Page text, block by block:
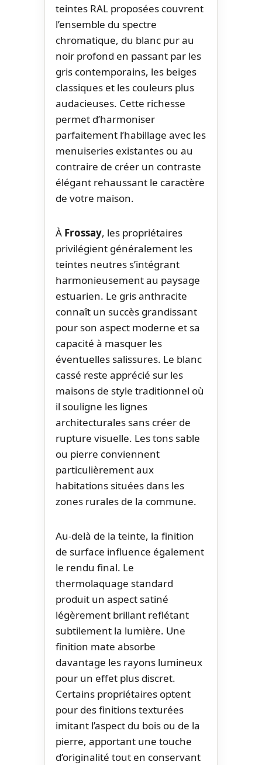
teintes RAL proposées couvrent
l’ensemble du spectre
chromatique, du blanc pur au
noir profond en passant par les
gris contemporains, les beiges
classiques et les couleurs plus
audacieuses. Cette richesse
permet d’harmoniser
parfaitement l’habillage avec les
menuiseries existantes ou au
contraire de créer un contraste
élégant rehaussant le caractère
de votre maison.
À Frossay, les propriétaires
privilégient généralement les
teintes neutres s’intégrant
harmonieusement au paysage
estuarien. Le gris anthracite
connaît un succès grandissant
pour son aspect moderne et sa
capacité à masquer les
éventuelles salissures. Le blanc
cassé reste apprécié sur les
maisons de style traditionnel où
il souligne les lignes
architecturales sans créer de
rupture visuelle. Les tons sable
ou pierre conviennent
particulièrement aux
habitations situées dans les
zones rurales de la commune.
Au-delà de la teinte, la finition
de surface influence également
le rendu final. Le
thermolaquage standard
produit un aspect satiné
légèrement brillant reflétant
subtilement la lumière. Une
finition mate absorbe
davantage les rayons lumineux
pour un effet plus discret.
Certains propriétaires optent
pour des finitions texturées
imitant l’aspect du bois ou de la
pierre, apportant une touche
d’originalité tout en conservant